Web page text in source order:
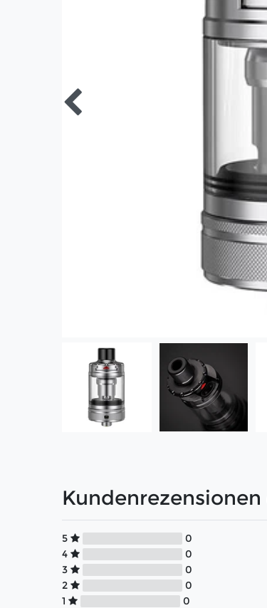
Kundenrezensionen
5
0
4
0
3
0
2
0
1
0